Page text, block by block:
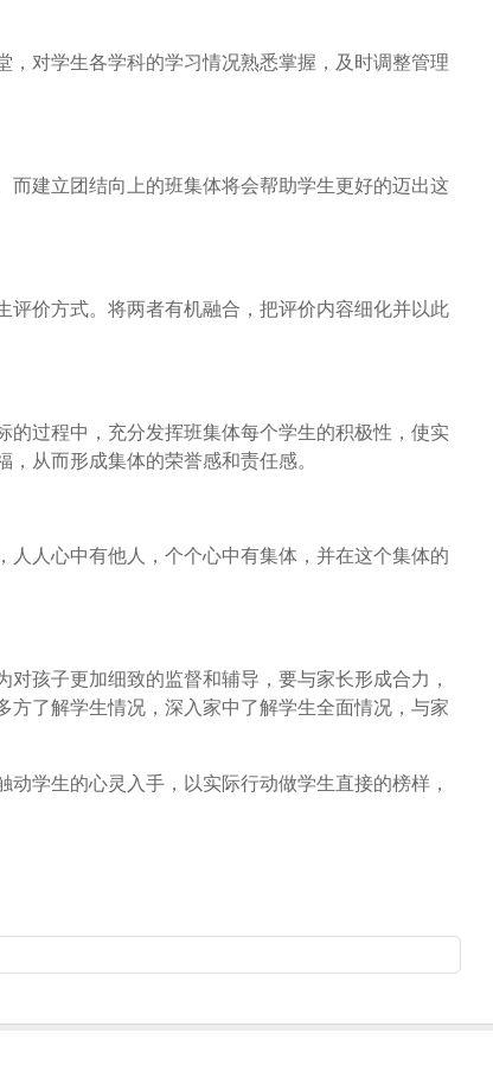
对学生各学科的学习情况熟悉掌握，及时调整管理
建立团结向上的班集体将会帮助学生更好的迈出这
价方式。将两者有机融合，把评价内容细化并以此
过程中，充分发挥班集体每个学生的积极性，使实
从而形成集体的荣誉感和责任感。
人心中有他人，个个心中有集体，并在这个集体的
孩子更加细致的监督和辅导，要与家长形成合力，
了解学生情况，深入家中了解学生全面情况，与家
学生的心灵入手，以实际行动做学生直接的榜样，